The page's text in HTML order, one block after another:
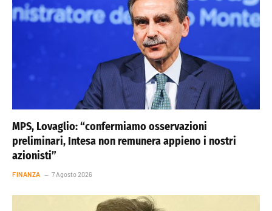
MPS, Lovaglio: “confermiamo osservazioni
preliminari, Intesa non remunera appieno i nostri
azionisti”
FINANZA 7 Agosto 2026